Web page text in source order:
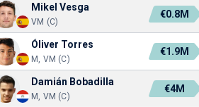
Mikel Vesga
VM (C)
€0.8M
Óliver Torres
M, VM (C)
€1.9M
Damián Bobadilla
M, VM (C)
€4M